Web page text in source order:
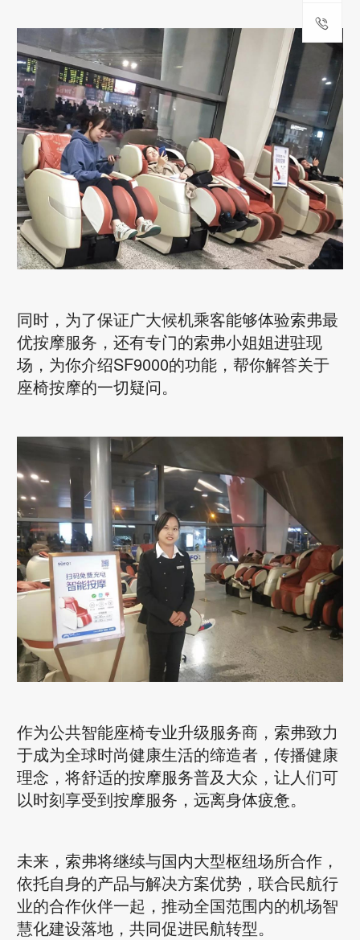
同时，为了保证广大候机乘客能够体验索弗最
优按摩服务，还有专门的索弗小姐姐进驻现
场，为你介绍SF9000的功能，帮你解答关于
座椅按摩的一切疑问。
作为公共智能座椅专业升级服务商，索弗致力
于成为全球时尚健康生活的缔造者，传播健康
理念，将舒适的按摩服务普及大众，让人们可
以时刻享受到按摩服务，远离身体疲惫。
未来，索弗将继续与国内大型枢纽场所合作，
依托自身的产品与解决方案优势，联合民航行
业的合作伙伴一起，推动全国范围内的机场智
慧化建设落地，共同促进民航转型。